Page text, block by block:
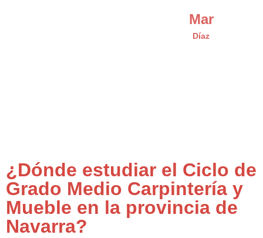
Mar
Díaz
¿Dónde estudiar el Ciclo de
Grado Medio Carpintería y
Mueble en la provincia de
Navarra?